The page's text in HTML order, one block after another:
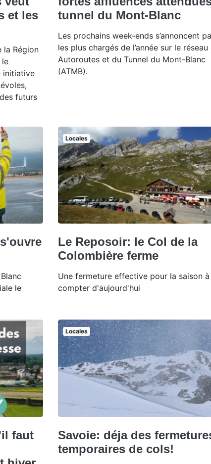
et les
la Région
le
initiative
futurs
tunnel du Mont-Blanc
Les prochains week-ends s’annoncent
les plus chargés de l’année sur le réseau
Autoroutes et du Tunnel du Mont-Blanc
(ATMB).
le
Locales
Le Reposoir: le Col de la
Colombière ferme
Une fermeture effective pour la saison à
compter d'aujourd'hui
faut
Locales
Savoie: déja des
temporaires de cols!